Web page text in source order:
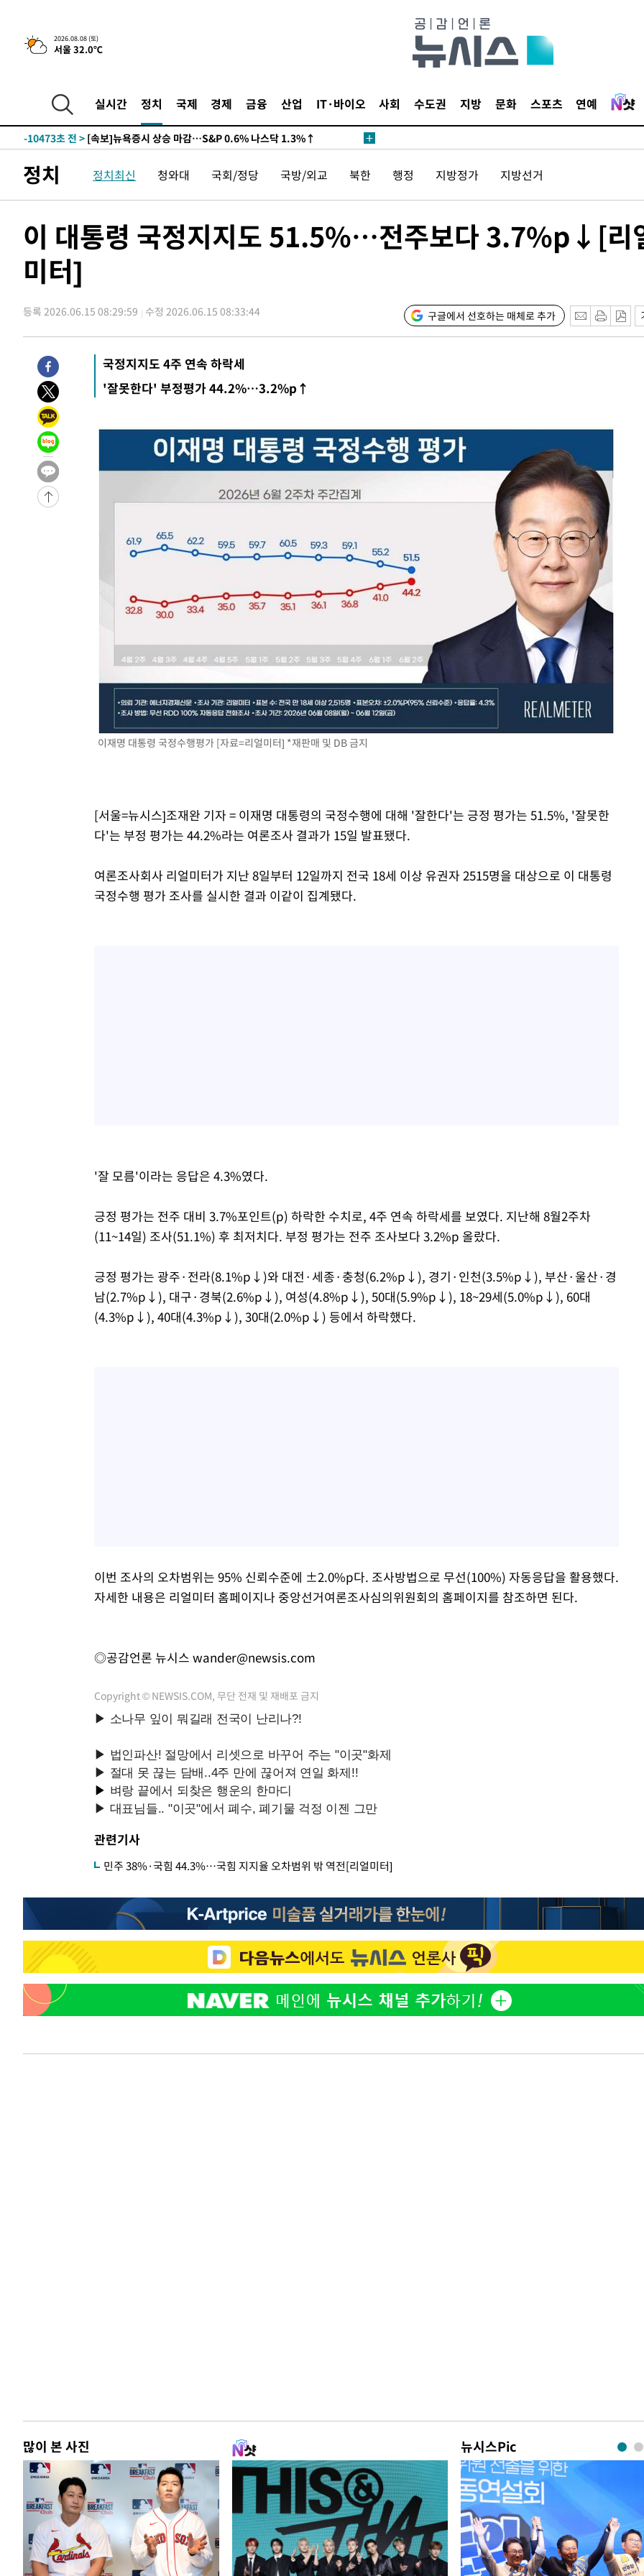
2026.08.08 (토)
서울 32.0℃
실시간 정치 국제 경제 금융 산업 IT·바이오 사회 수도권 지방 문화 스포츠 연예
-10473초 전 >[속보]뉴욕증시 상승 마감…S&P 0.6% 나스닥 1.3%↑
-28726초 전 >
[속보]'압수수색·성접대 논란' 축구협회 "실망과 걱정 안겨드려 죄
-17347초 전 >
-10473초 전 > [속보]뉴욕증시 상승 마감…S&P 0.6% 나스닥 1.3%↑
-28726초 전 >
[속보]'압수수색·성접대 논란' 축구협회 "실망과 걱정 안겨드려 죄
-17347초 전 >'최고 37도' 폭염 지속…강원동해안 최대 150㎜ 비
정치 정치최신 청와대 국회/정당 국방/외교 북한 행정 지방정가 지방선거
이 대통령 국정지지도 51.5%…전주보다 3.7%p↓[리
미터]
등록 2026.06.15 08:29:59 수정 2026.06.15 08:33:44 구글에서 선호하는 매체로 추가
국정지지도 4주 연속 하락세
'잘못한다' 부정평가 44.2%…3.2%p↑
이재명 대통령 국정수행평가 [자료=리얼미터] *재판매 및 DB 금지
[서울=뉴시스]조재완 기자 = 이재명 대통령의 국정수행에 대해 '잘한다'는 긍정 평가는 51.5%, '잘못한
다'는 부정 평가는 44.2%라는 여론조사 결과가 15일 발표됐다.
여론조사회사 리얼미터가 지난 8일부터 12일까지 전국 18세 이상 유권자 2515명을 대상으로 이 대통령
국정수행 평가 조사를 실시한 결과 이같이 집계됐다.
'잘 모름'이라는 응답은 4.3%였다.
긍정 평가는 전주 대비 3.7%포인트(p) 하락한 수치로, 4주 연속 하락세를 보였다. 지난해 8월2주차
(11~14일) 조사(51.1%) 후 최저치다. 부정 평가는 전주 조사보다 3.2%p 올랐다.
긍정 평가는 광주·전라(8.1%p↓)와 대전·세종·충청(6.2%p↓), 경기·인천(3.5%p↓), 부산·울산·경
남(2.7%p↓), 대구·경북(2.6%p↓), 여성(4.8%p↓), 50대(5.9%p↓), 18~29세(5.0%p↓), 60대
(4.3%p↓), 40대(4.3%p↓), 30대(2.0%p↓) 등에서 하락했다.
이번 조사의 오차범위는 95% 신뢰수준에 ±2.0%p다. 조사방법으로 무선(100%) 자동응답을 활용했다.
자세한 내용은 리얼미터 홈페이지나 중앙선거여론조사심의위원회의 홈페이지를 참조하면 된다.
◎공감언론 뉴시스 wander@newsis.com
Copyright © NEWSIS.COM, 무단 전재 및 재배포 금지
관련기사
민주 38%·국힘 44.3%…국힘 지지율 오차범위 밖 역전[리얼미터]
많이 본 사진 뉴시스Pic